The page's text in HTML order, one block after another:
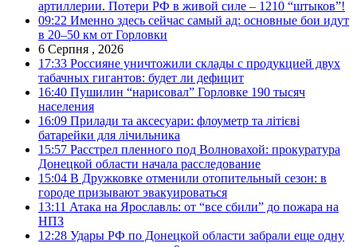
артиллерии. Потери РФ в живой силе – 1210 “штыков”!
09:22 Именно здесь сейчас самый ад: основные бои идут
в 20–50 км от Горловки
6 Серпня , 2026
17:33 Россияне уничтожили склады с продукцией двух
табачных гигантов: будет ли дефицит
16:40 Пушилин “нарисовал” Горловке 190 тысяч
населения
16:09 Прилади та аксесуари: флоуметр та літієві
батарейки для лічильника
15:57 Расстрел пленного под Волновахой: прокуратура
Донецкой области начала расследование
15:04 В Дружковке отменили отопительный сезон: в
городе призывают эвакуироваться
13:11 Атака на Ярославль: от “все сбили” до пожара на
НПЗ
12:28 Удары РФ по Донецкой области забрали еще одну